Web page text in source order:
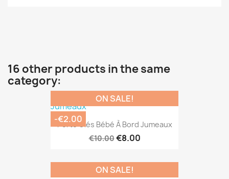
16 other products in the same
category:
Porte Clés Bébé À Bord Jumeaux
€10.00€8.00
ON SALE!
-€2.00
ON SALE!